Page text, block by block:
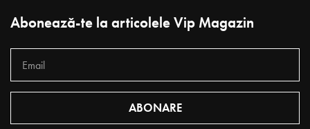
Abonează-te la articolele Vip Magazin
ABONARE